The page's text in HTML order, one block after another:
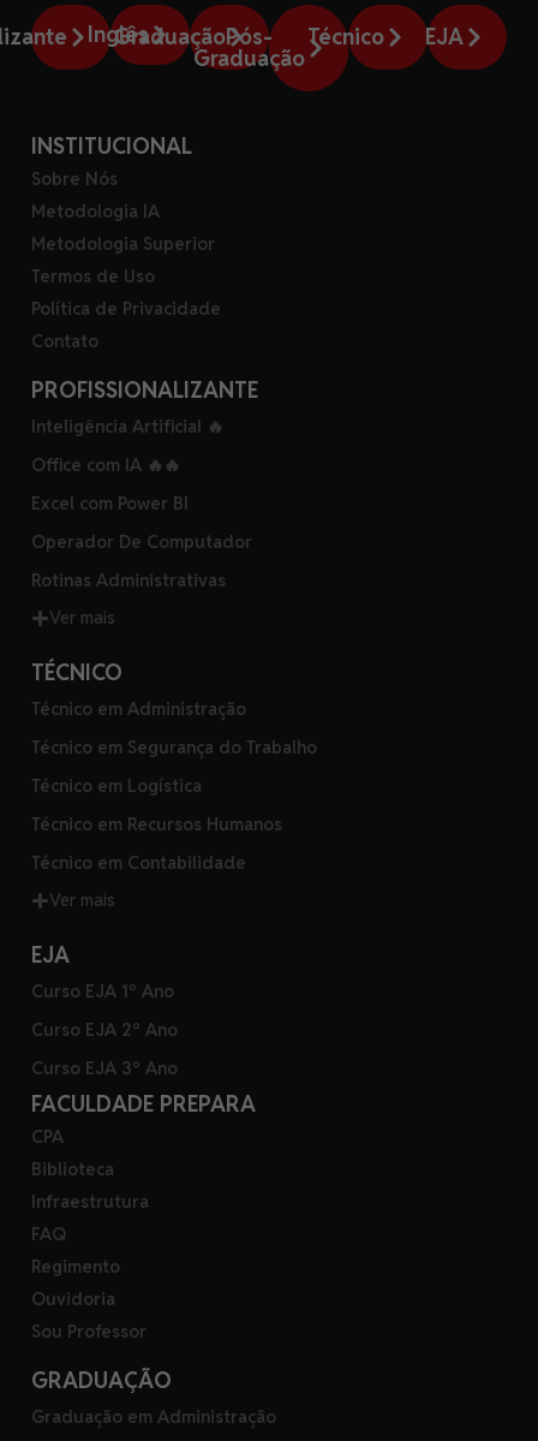
Inglês
GraduaçãoPós-
Graduação
Técnico EJA
INSTITUCIONAL
Sobre Nós
Metodologia IA
Metodologia Superior
Termos de Uso
Política de Privacidade
Contato
PROFISSIONALIZANTE
Inteligência Artificial 🔥
Office com IA 🔥🔥
Excel com Power BI
Operador De Computador
Rotinas Administrativas
Ver mais
TÉCNICO
Técnico em Administração
Técnico em Segurança do Trabalho
Técnico em Logística
Técnico em Recursos Humanos
Técnico em Contabilidade
Ver mais
EJA
Curso EJA 1º Ano
Curso EJA 2º Ano
Curso EJA 3º Ano
FACULDADE PREPARA
CPA
Biblioteca
Infraestrutura
FAQ
Regimento
Ouvidoria
Sou Professor
GRADUAÇÃO
Graduação em Administração